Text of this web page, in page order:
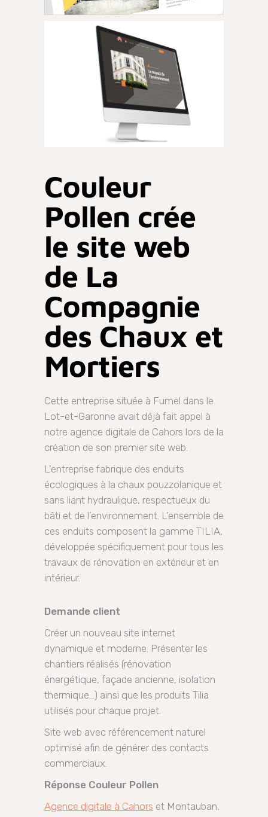
Couleur
Pollen crée
le site web
de La
Compagnie
des Chaux et
Mortiers
Cette entreprise située à Fumel dans le
Lot-et-Garonne avait déjà fait appel à
notre agence digitale de Cahors lors de la
création de son premier site web.
L’entreprise fabrique des enduits
écologiques à la chaux pouzzolanique et
sans liant hydraulique, respectueux du
bâti et de l’environnement. L’ensemble de
ces enduits composent la gamme TILIA,
développée spécifiquement pour tous les
travaux de rénovation en extérieur et en
intérieur.
Demande client
Créer un nouveau site internet
dynamique et moderne. Présenter les
chantiers réalisés (rénovation
énergétique, façade ancienne, isolation
thermique…) ainsi que les produits Tilia
utilisés pour chaque projet.
Site web avec référencement naturel
optimisé afin de générer des contacts
commerciaux.
Réponse Couleur Pollen
Agence digitale à Cahors et Montauban,